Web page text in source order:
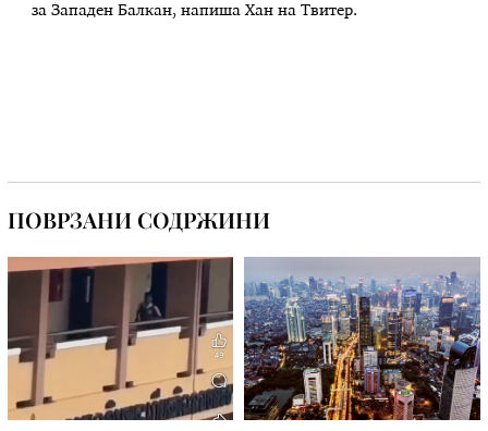
за Западен Балкан, напиша Хан на Твитер.
ПОВРЗАНИ СОДРЖИНИ